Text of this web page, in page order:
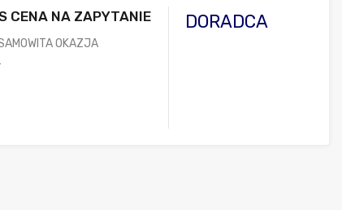
CENA NA ZAPYTANIE
OKAZJA
DORADCA